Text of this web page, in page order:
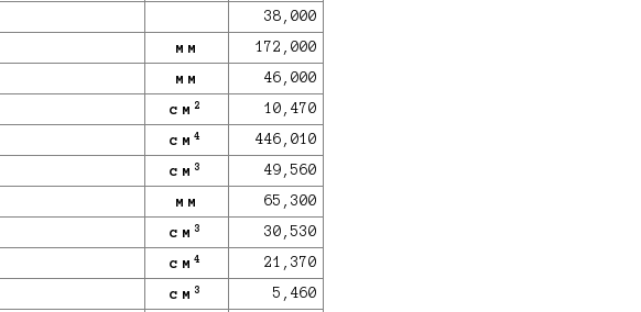
38,000
мм 172,000
мм 46,000
см 2 10,470
см 4 446,010
см 3 49,560
мм 65,300
см 3 30,530
см 4 21,370
см 3 5,460